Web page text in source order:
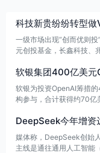
科技新贵纷纷转型
一级市场出现“创而优则
元创投基金，长鑫科技、
显示新型产业资本循环正
软银集团400亿美元
软银为投资OpenAI筹措
构参与，合计获得约70亿
DeepSeek今年增资
媒体称，DeepSeek创始
主线是通往通用人工智能